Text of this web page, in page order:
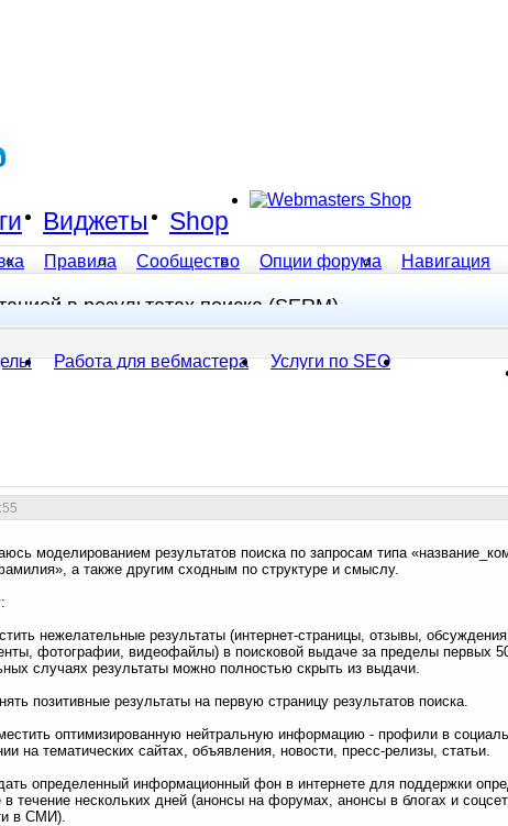
Правила Сообщество Опции форума Навигация
Виджеты Shop
Работа для вебмастера Услуги по SEO
в результатах поиска (SERM)
моделированием результатов поиска по запросам типа
а также другим сходным по структуре и смыслу.
нежелательные результаты (интернет-страницы, отзывы,
фотографии, видеофайлы) в поисковой выдаче за пределы первых
случаях результаты можно полностью скрыть из выдачи.
позитивные результаты на первую страницу результатов поиска.
оптимизированную нейтральную информацию - профили в
на тематических сайтах, объявления, новости, пресс-релизы, статьи.
определенный информационный фон в интернете для поддержки
в течение нескольких дней (анонсы на форумах, анонсы в блогах и
в СМИ).